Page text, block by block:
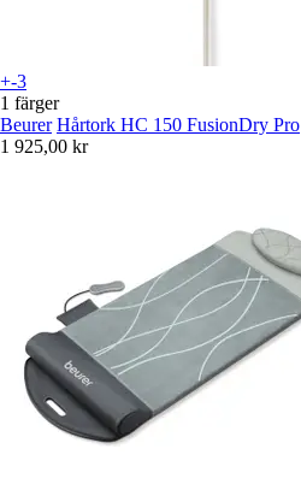
+-3
1 färger
Beurer Hårtork HC 150 FusionDry Pro
1 925,00 kr